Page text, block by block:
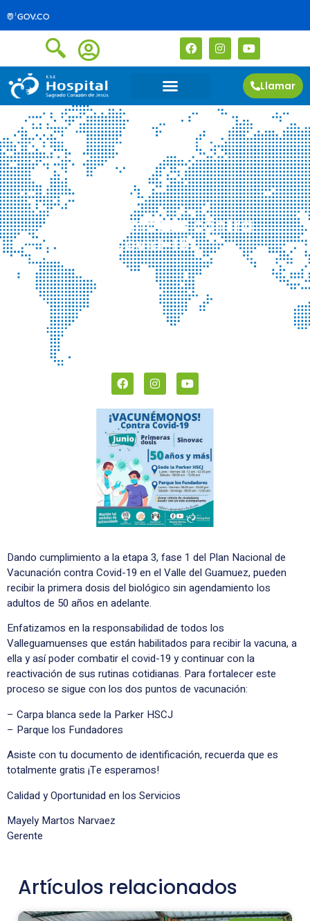
Llamar
¡Vacunémonos contra
Covid-19!
Dando cumplimiento a la etapa 3, fase 1 del Plan Nacional de
Vacunación contra Covid-19 en el Valle del Guamuez, pueden
recibir la primera dosis del biológico sin agendamiento los
adultos de 50 años en adelante.
Enfatizamos en la responsabilidad de todos los
Valleguamuenses que están habilitados para recibir la vacuna, a
ella y así poder combatir el covid-19 y continuar con la
reactivación de sus rutinas cotidianas. Para fortalecer este
proceso se sigue con los dos puntos de vacunación:
– Carpa blanca sede la Parker HSCJ
– Parque los Fundadores
Asiste con tu documento de identificación, recuerda que es
totalmente gratis ¡Te esperamos!
Calidad y Oportunidad en los Servicios
Mayely Martos Narvaez
Gerente
Artículos relacionados